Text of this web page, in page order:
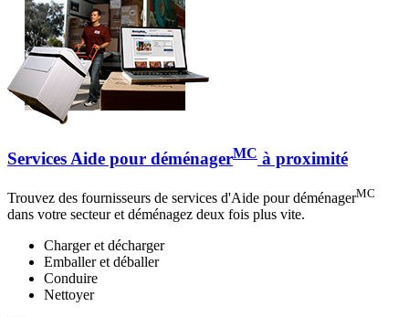
Services Aide pour déménagerMC à proximité
Trouvez des fournisseurs de services d'Aide pour déménagerMC
dans votre secteur et déménagez deux fois plus vite.
Charger et décharger
Emballer et déballer
Conduire
Nettoyer